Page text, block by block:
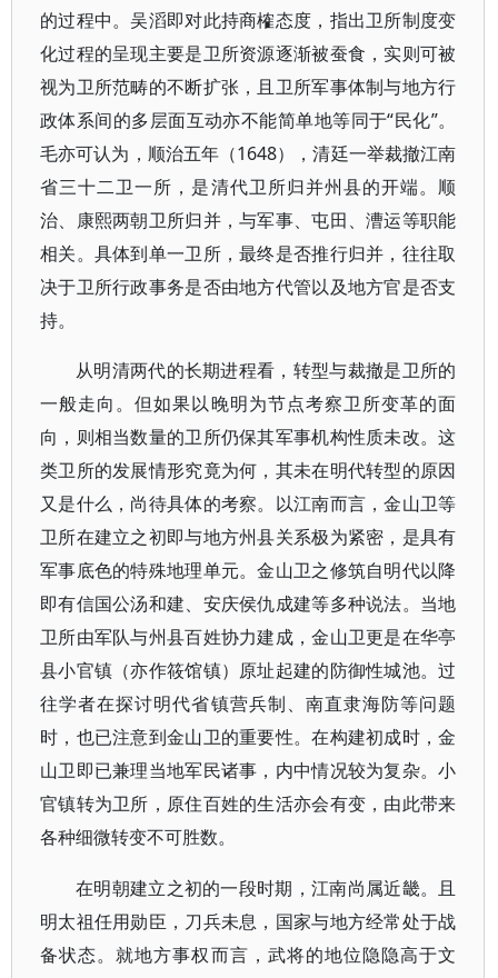
的过程中。吴滔即对此持商榷态度，指出卫所制度变
化过程的呈现主要是卫所资源逐渐被蚕食，实则可被
视为卫所范畴的不断扩张，且卫所军事体制与地方行
政体系间的多层面互动亦不能简单地等同于“民化”。
毛亦可认为，顺治五年（1648），清廷一举裁撤江南
省三十二卫一所，是清代卫所归并州县的开端。顺
治、康熙两朝卫所归并，与军事、屯田、漕运等职能
相关。具体到单一卫所，最终是否推行归并，往往取
决于卫所行政事务是否由地方代管以及地方官是否支
持。
从明清两代的长期进程看，转型与裁撤是卫所的
一般走向。但如果以晚明为节点考察卫所变革的面
向，则相当数量的卫所仍保其军事机构性质未改。这
类卫所的发展情形究竟为何，其未在明代转型的原因
又是什么，尚待具体的考察。以江南而言，金山卫等
卫所在建立之初即与地方州县关系极为紧密，是具有
军事底色的特殊地理单元。金山卫之修筑自明代以降
即有信国公汤和建、安庆侯仇成建等多种说法。当地
卫所由军队与州县百姓协力建成，金山卫更是在华亭
县小官镇（亦作筱馆镇）原址起建的防御性城池。过
往学者在探讨明代省镇营兵制、南直隶海防等问题
时，也已注意到金山卫的重要性。在构建初成时，金
山卫即已兼理当地军民诸事，内中情况较为复杂。小
官镇转为卫所，原住百姓的生活亦会有变，由此带来
各种细微转变不可胜数。
在明朝建立之初的一段时期，江南尚属近畿。且
明太祖任用勋臣，刀兵未息，国家与地方经常处于战
备状态。就地方事权而言，武将的地位隐隐高于文